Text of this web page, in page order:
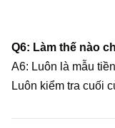
Q6: Làm thế nào
A6: Luôn là mẫu
Luôn kiểm tra cuối